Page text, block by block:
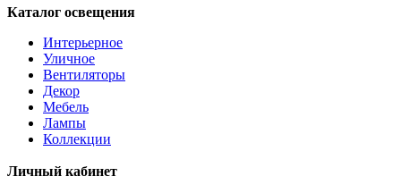
Каталог освещения
Интерьерное
Уличное
Вентиляторы
Декор
Мебель
Лампы
Коллекции
Личный кабинет